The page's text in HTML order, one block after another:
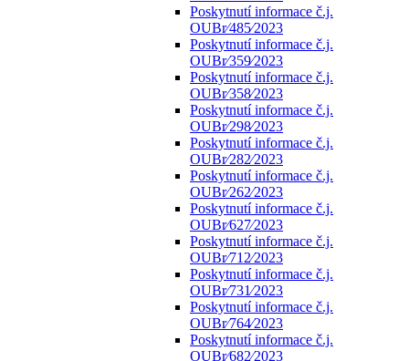
Poskytnutí informace č.j.
OUBr⁄485⁄2023
Poskytnutí informace č.j.
OUBr⁄359⁄2023
Poskytnutí informace č.j.
OUBr⁄358⁄2023
Poskytnutí informace č.j.
OUBr⁄298⁄2023
Poskytnutí informace č.j.
OUBr⁄282⁄2023
Poskytnutí informace č.j.
OUBr⁄262⁄2023
Poskytnutí informace č.j.
OUBr⁄627⁄2023
Poskytnutí informace č.j.
OUBr⁄712⁄2023
Poskytnutí informace č.j.
OUBr⁄731⁄2023
Poskytnutí informace č.j.
OUBr⁄764⁄2023
Poskytnutí informace č.j.
OUBr⁄682⁄2023